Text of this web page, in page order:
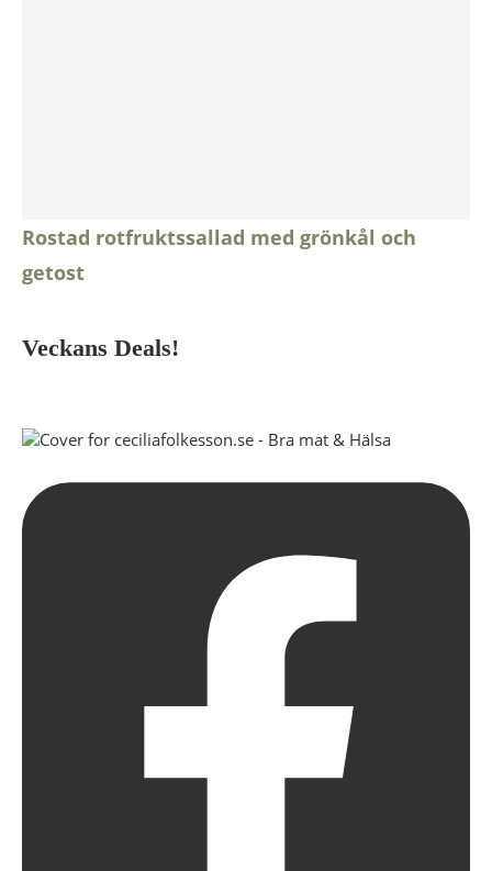
Rostad rotfruktssallad med grönkål och
getost
Veckans Deals!